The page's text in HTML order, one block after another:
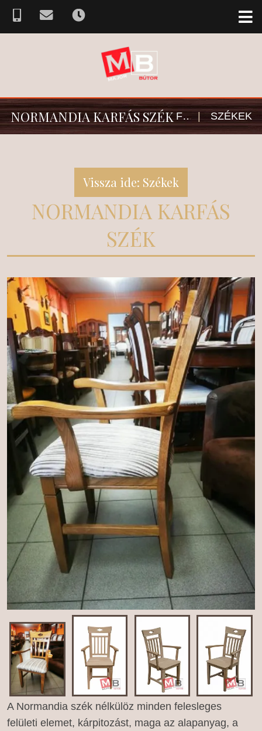
NORMANDIA KARFÁS SZÉK FŐOLDAL | SZÉKEK
Vissza ide: Székek
NORMANDIA KARFÁS
SZÉK
A Normandia szék nélkülöz minden felesleges
felületi elemet, kárpitozást, maga az alapanyag, a